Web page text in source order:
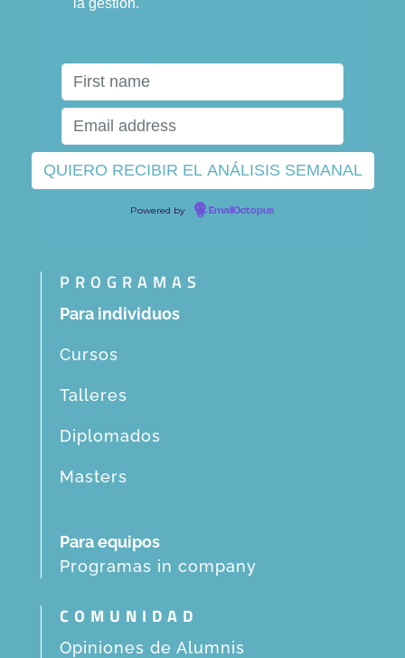
Powered by EmailOctopus
PROGRAMAS
Para individuos
Cursos
Talleres
Diplomados
Masters
Para equipos
Programas in company
COMUNIDAD
Opiniones de Alumnis